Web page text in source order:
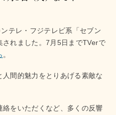
テレ・フジテレビ系「セブン
れました。7月5日までTVerで
。
間的魅力をとりあげる素敵な
をいただくなど、多くの反響